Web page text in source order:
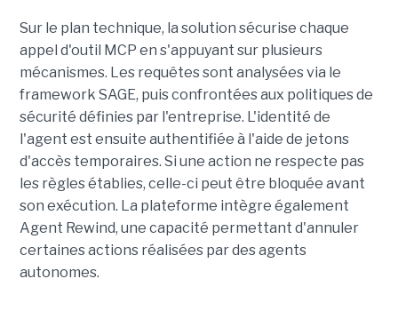
Sur le plan technique, la solution sécurise chaque
appel d'outil MCP en s'appuyant sur plusieurs
mécanismes. Les requêtes sont analysées via le
framework SAGE, puis confrontées aux politiques de
sécurité définies par l'entreprise. L'identité de
l'agent est ensuite authentifiée à l'aide de jetons
d'accès temporaires. Si une action ne respecte pas
les règles établies, celle-ci peut être bloquée avant
son exécution. La plateforme intègre également
Agent Rewind, une capacité permettant d'annuler
certaines actions réalisées par des agents
autonomes.